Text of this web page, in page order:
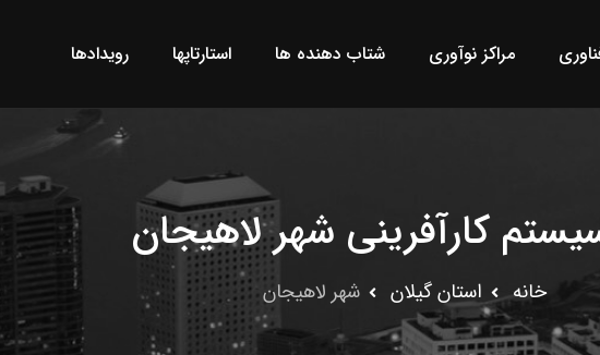
مراکز نوآوری شتاب دهنده ها استارتاپها رویدادها
کارآفرینی شهر لاهیجان
خانه استان گيلان شهر لاهیجان